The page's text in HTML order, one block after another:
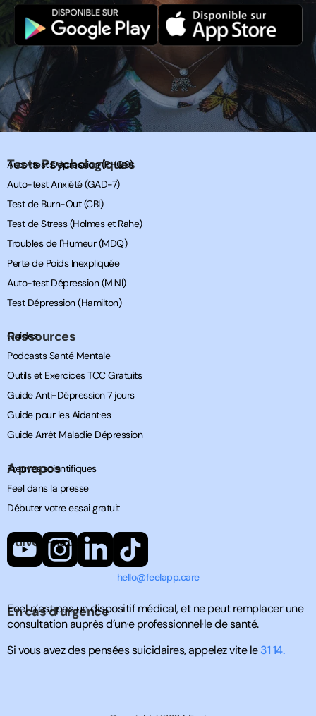
Tests Psychologiques
Auto-test Dépression (PHQ9)
Auto-test Anxiété (GAD-7)
Test de Burn-Out (CBI)
Test de Stress (Holmes et Rahe)
Troubles de l'Humeur (MDQ)
Perte de Poids Inexpliquée
Auto-test Dépression (MINI)
Test Dépression (Hamilton)
Ressources
Guides
Podcasts Santé Mentale
Outils et Exercices TCC Gratuits
Guide Anti-Dépression 7 jours
Guide pour les Aidant·es
Guide Arrêt Maladie Dépression
A propos
Preuves scientifiques
Feel dans la presse
Débuter votre essai gratuit
Suivez-nous
hello@feelapp.care
En cas d’urgence
Feel n’est pas un dispositif médical, et ne peut remplacer une
consultation auprès d’un·e professionnel·le de santé.
Si vous avez des pensées suicidaires, appelez vite le31 14.